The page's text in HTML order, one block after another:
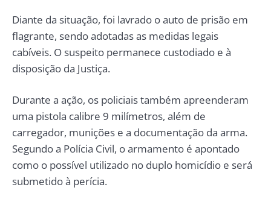
Diante da situação, foi lavrado o auto de prisão em
flagrante, sendo adotadas as medidas legais
cabíveis. O suspeito permanece custodiado e à
disposição da Justiça.
Durante a ação, os policiais também apreenderam
uma pistola calibre 9 milímetros, além de
carregador, munições e a documentação da arma.
Segundo a Polícia Civil, o armamento é apontado
como o possível utilizado no duplo homicídio e será
submetido à perícia.